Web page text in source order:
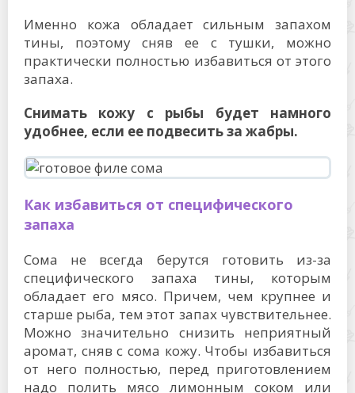
Именно кожа обладает сильным запахом
тины, поэтому сняв ее с тушки, можно
практически полностью избавиться от этого
запаха.
Снимать кожу с рыбы будет намного
удобнее, если ее подвесить за жабры.
Как избавиться от специфического
запаха
Сома не всегда берутся готовить из-за
специфического запаха тины, которым
обладает его мясо. Причем, чем крупнее и
старше рыба, тем этот запах чувствительнее.
Можно значительно снизить неприятный
аромат, сняв с сома кожу. Чтобы избавиться
от него полностью, перед приготовлением
надо полить мясо лимонным соком или